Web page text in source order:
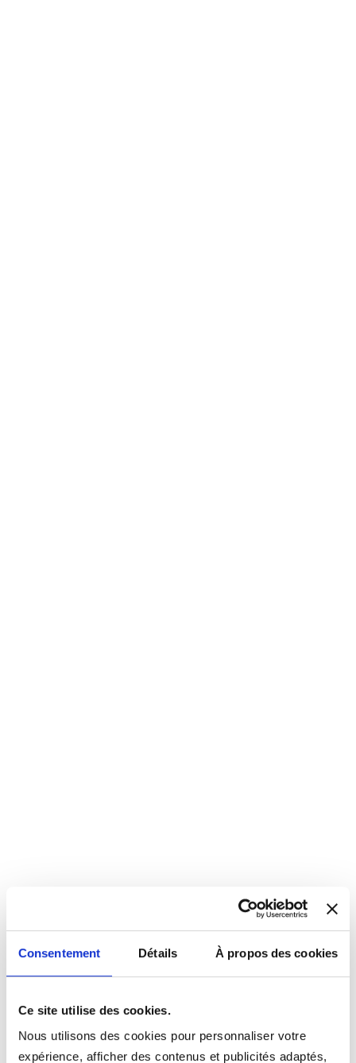
Consentement Détails À propos des cookies
Ce site utilise des cookies.
Nous utilisons des cookies pour personnaliser votre
expérience, afficher des contenus et publicités adaptés,